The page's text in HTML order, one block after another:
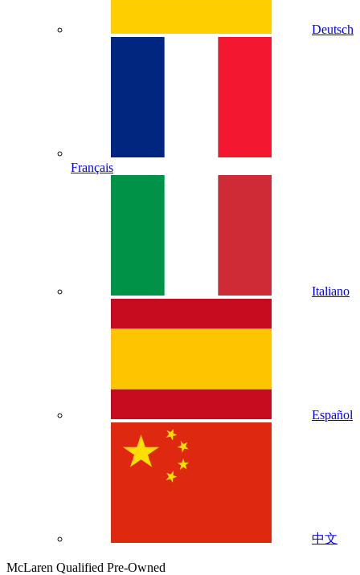
Deutsch
Français
Italiano
Español
中文
McLaren Qualified Pre-Owned